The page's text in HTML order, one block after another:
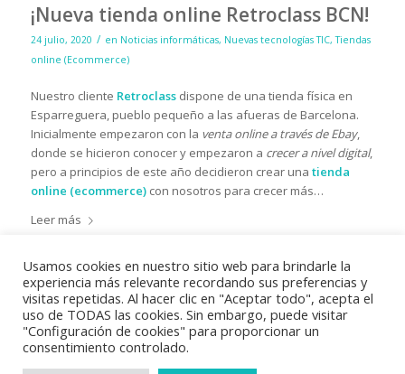
¡Nueva tienda online Retroclass BCN!
24 julio, 2020 / en Noticias informáticas, Nuevas tecnologías TIC,Tiendas
online (Ecommerce)
Nuestro cliente Retroclassdispone de una tienda física en
Esparreguera, pueblo pequeño a las afueras de Barcelona.
Inicialmente empezaron con la venta online a través de Ebay,
donde se hicieron conocer y empezaron a crecer a nivel digital,
pero a principios de este año decidieron crear una tienda
online (ecommerce)con nosotros para crecer más…
Leer más
Usamos cookies en nuestro sitio web para brindarle la
experiencia más relevante recordando sus preferencias y
visitas repetidas. Al hacer clic en "Aceptar todo", acepta el
uso de TODAS las cookies. Sin embargo, puede visitar
"Configuración de cookies" para proporcionar un
consentimiento controlado.